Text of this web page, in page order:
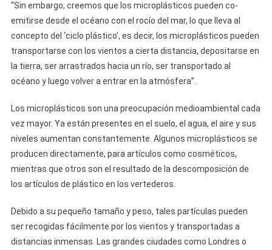
“Sin embargo, creemos que los microplásticos pueden co-
emitirse desde el océano con el rocío del mar, lo que lleva al
concepto del ‘ciclo plástico’, es decir, los microplásticos pueden
transportarse con los vientos a cierta distancia, depositarse en
la tierra, ser arrastrados hacia un río, ser transportado al
océano y luego volver a entrar en la atmósfera”.
Los microplásticos son una preocupación medioambiental cada
vez mayor. Ya están presentes en el suelo, el agua, el aire y sus
niveles aumentan constantemente. Algunos microplásticos se
producen directamente, para artículos como cosméticos,
mientras que otros son el resultado de la descomposición de
los artículos de plástico en los vertederos.
Debido a su pequeño tamaño y peso, tales partículas pueden
ser recogidas fácilmente por los vientos y transportadas a
distancias inmensas. Las grandes ciudades como Londres o